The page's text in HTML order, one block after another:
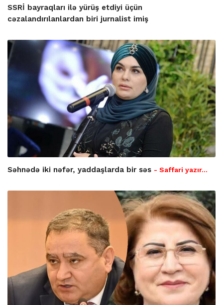
SSRİ bayraqları ilə yürüş etdiyi üçün
cəzalandırılanlardan biri jurnalist imiş
Səhnədə iki nəfər, yaddaşlarda bir səs - Saffari yazır…